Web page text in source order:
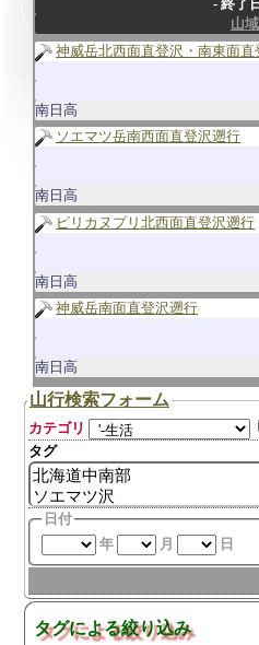
終了
山域
神威岳北西面直登沢・南東面直
南日高
ソエマツ岳南西面直登沢遡行
南日高
ピリカヌプリ北西面直登沢遡行
南日高
神威岳南面直登沢遡行
南日高
山行検索フォーム
カテゴリ
タグ
日付
年
月 日
タグによる絞り込み